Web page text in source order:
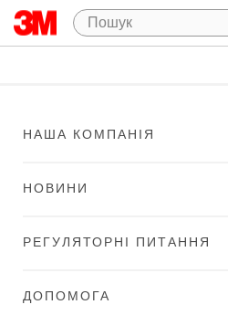
НАША КОМПАНІЯ
НОВИНИ
РЕГУЛЯТОРНІ ПИТАННЯ
ДОПОМОГА